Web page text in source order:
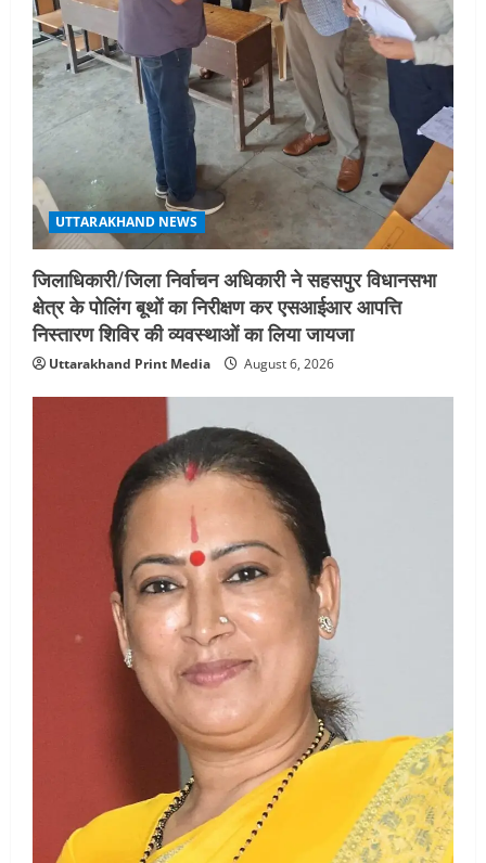
UTTARAKHAND NEWS
जिलाधिकारी/जिला निर्वाचन अधिकारी ने सहसपुर विधानसभा
क्षेत्र के पोलिंग बूथों का निरीक्षण कर एसआईआर आपत्ति
निस्तारण शिविर की व्यवस्थाओं का लिया जायजा
Uttarakhand Print Media August 6, 2026